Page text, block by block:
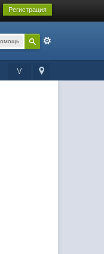
Регистрация
V